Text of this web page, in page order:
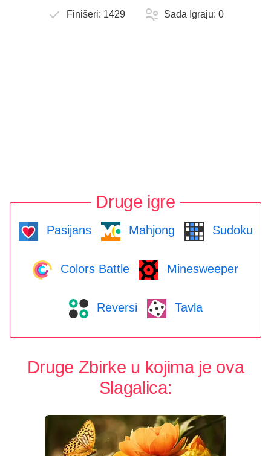
Finišeri: 1429 Sada Igraju: 0
Druge igre
Pasijans Mahjong Sudoku
Colors Battle Minesweeper
Reversi Tavla
Druge Zbirke u kojima je ova
Slagalica: